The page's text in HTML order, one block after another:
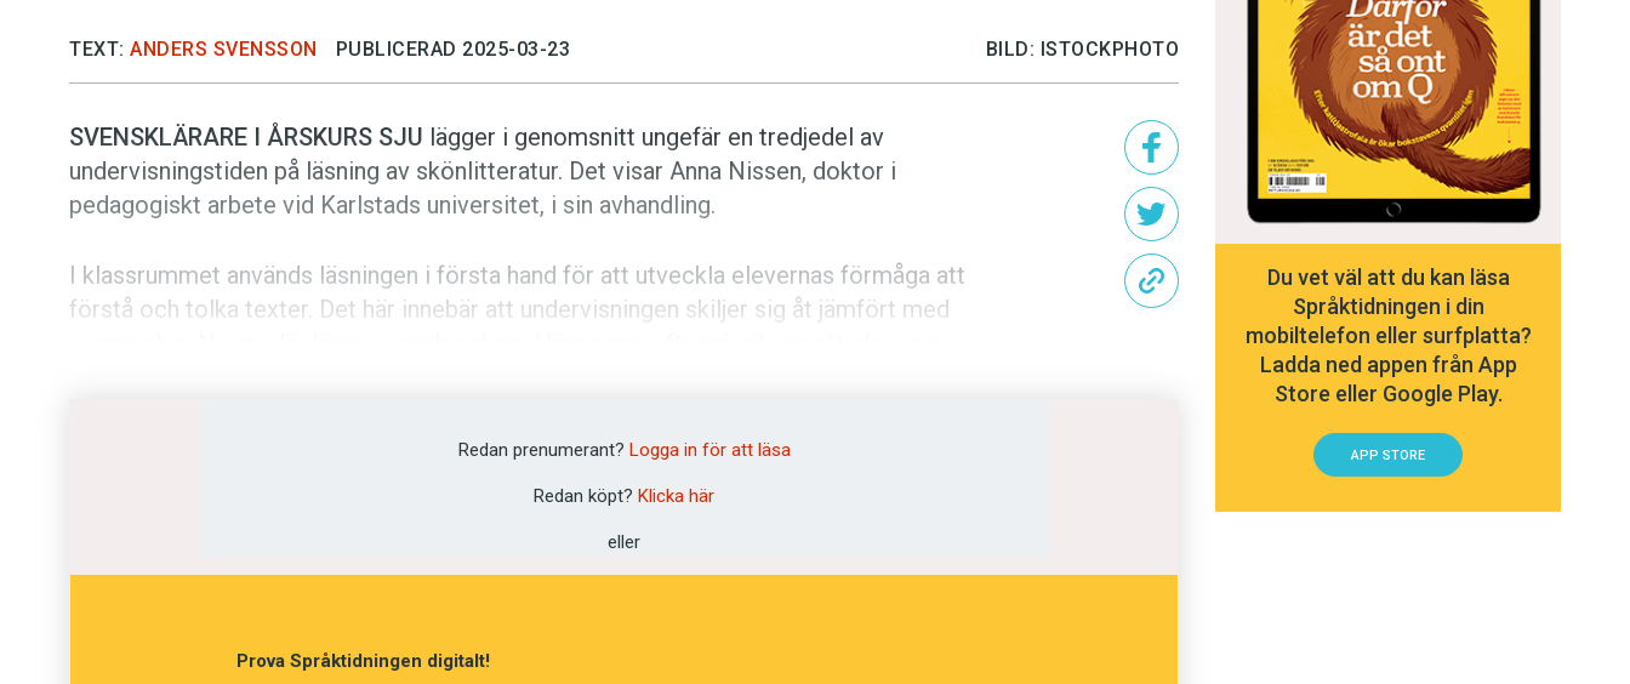
TEXT: ANDERS SVENSSON PUBLICERAD 2025-03-23 BILD: ISTOCKPHOTO
SVENSKLÄRARE I ÅRSKURS SJU lägger i genomsnitt ungefär en tredjedel av
undervisningstiden på läsning av skönlitteratur. Det visar Anna Nissen, doktor i
pedagogiskt arbete vid Karlstads universitet, i sin avhandling.
I klassrummet används läsningen i första hand för att utveckla elevernas förmåga att
förstå och tolka texter. Det här innebär att undervisningen skiljer sig åt jämfört med
Avhandlingen är baserad på videoobservationer från ett sjuttiotal klassrum och
enkätsvar från omkring 700 lärare i Sverige, Norge, Danmark, Finland och Island.
Redan prenumerant? Logga in för att läsa
Redan köpt? Klicka här
eller
Prova Språktidningen digitalt!
Du vet väl att du kan läsa
Språktidningen i din
mobiltelefon eller surfplatta?
Ladda ned appen från App
Store eller Google Play.
APP STORE